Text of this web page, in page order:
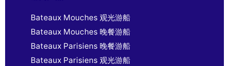
Bateaux Mouches 观光游船
Bateaux Mouches 晚餐游船
Bateaux Parisiens 晚餐游船
Bateaux Parisiens 观光游船